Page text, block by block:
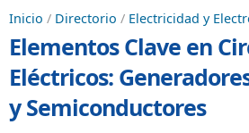
Inicio / Directorio / Electricidad y
Elementos Clave en
Eléctricos:
y Semiconductores